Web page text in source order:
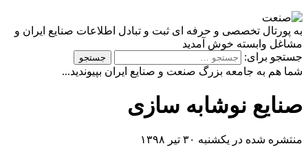
به پورتال تخصصی و حرفه ای ثبت و تبادل اطلاعات صنایع ایران و
مشاغل وابسته خوش آمدید
جستجو برای:
شما هم به جامعه بزرگ صنعت و صنایع ایران بپیوندید...
صنایع نوشابه سازی
منتشره شده در یکشنبه ۳۰ تیر ۱۳۹۸